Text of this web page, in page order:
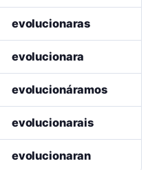
evolucionaras
evolucionara
evolucionáramos
evolucionarais
evolucionaran